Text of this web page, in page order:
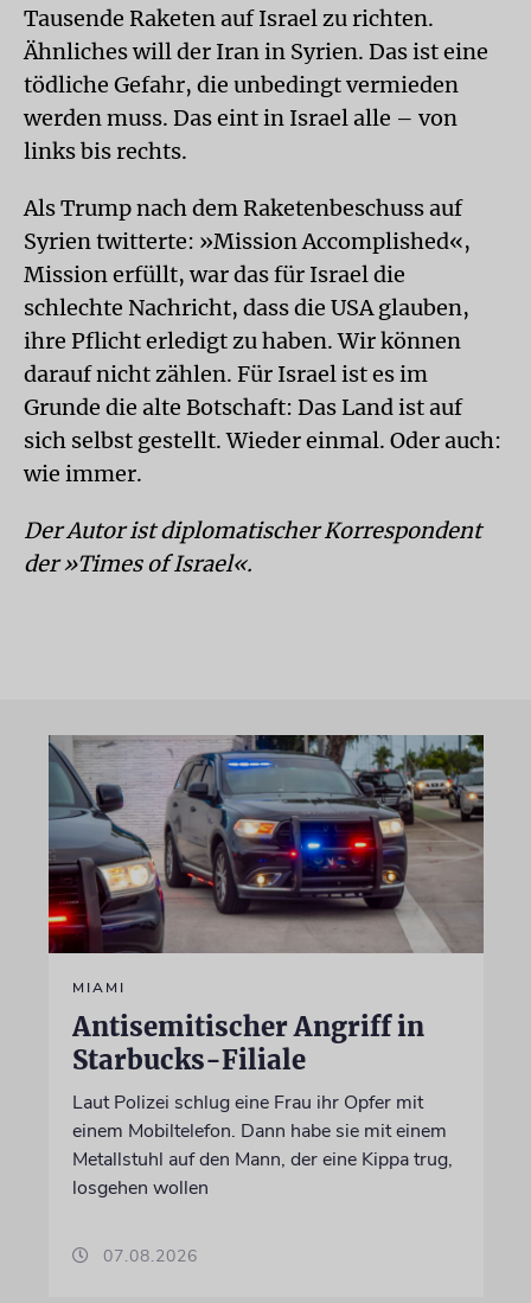
Tausende Raketen auf Israel zu richten.
Ähnliches will der Iran in Syrien. Das ist eine
tödliche Gefahr, die unbedingt vermieden
werden muss. Das eint in Israel alle – von
links bis rechts.
Als Trump nach dem Raketenbeschuss auf
Syrien twitterte: »Mission Accomplished«,
Mission erfüllt, war das für Israel die
schlechte Nachricht, dass die USA glauben,
ihre Pflicht erledigt zu haben. Wir können
darauf nicht zählen. Für Israel ist es im
Grunde die alte Botschaft: Das Land ist auf
sich selbst gestellt. Wieder einmal. Oder auch:
wie immer.
Der Autor ist diplomatischer Korrespondent
der »Times of Israel«.
MIAMI
Antisemitischer Angriff in
Starbucks-Filiale
Laut Polizei schlug eine Frau ihr Opfer mit
einem Mobiltelefon. Dann habe sie mit einem
Metallstuhl auf den Mann, der eine Kippa trug,
losgehen wollen
07.08.2026